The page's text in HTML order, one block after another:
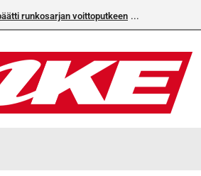
runkosarjan voittoputkeen